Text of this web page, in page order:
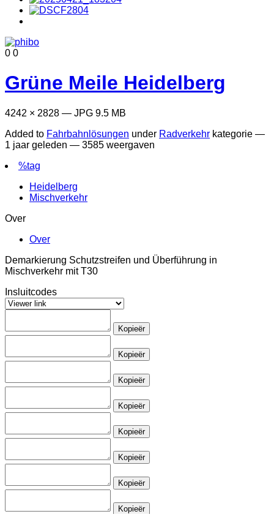
0 0
Grüne Meile Heidelberg
4242 × 2828 — JPG 9.5 MB
Added to Fahrbahnlösungen under Radverkehr kategorie —
1 jaar geleden — 3585 weergaven
%tag
Heidelberg
Mischverkehr
Over
Over
Demarkierung Schutzstreifen und Überführung in
Mischverkehr mit T30
Insluitcodes
Kopieër
Kopieër
Kopieër
Kopieër
Kopieër
Kopieër
Kopieër
Kopieër